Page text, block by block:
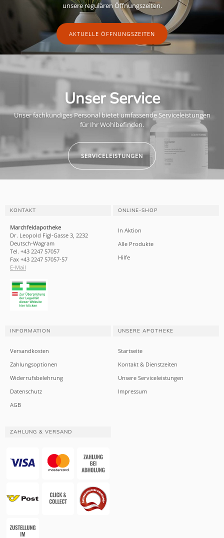
unsere regulären Öffnungszeiten.
AKTUELLE ÖFFNUNGSZEITEN
Unser Service
Unser fachkundiges Personal bietet umfassende Serviceleistungen
für Ihr Wohlbefinden.
SERVICELEISTUNGEN
KONTAKT
Marchfeldapotheke
Dr. Leopold Figl-Gasse 3, 2232
Deutsch-Wagram
Tel. +43 2247 57057
Fax +43 2247 57057-57
E-Mail
ONLINE-SHOP
In Aktion
Alle Produkte
Hilfe
INFORMATION
Versandkosten
Zahlungsoptionen
Widerrufsbelehrung
Datenschutz
AGB
UNSERE APOTHEKE
Startseite
Kontakt & Dienstzeiten
Unsere Serviceleistungen
Impressum
ZAHLUNG & VERSAND